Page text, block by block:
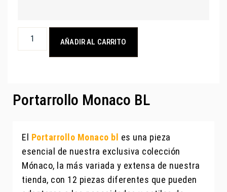
AÑADIR AL CARRITO
Portarrollo Monaco BL
El Portarrollo Monaco bl es una pieza
esencial de nuestra exclusiva colección
Mónaco, la más variada y extensa de nuestra
tienda, con 12 piezas diferentes que pueden